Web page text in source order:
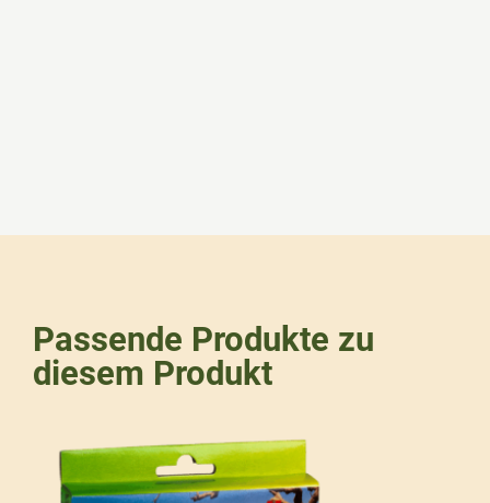
Passende Produkte zu
diesem Produkt